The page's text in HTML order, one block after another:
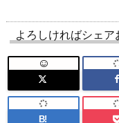
よろしければシェア
B!